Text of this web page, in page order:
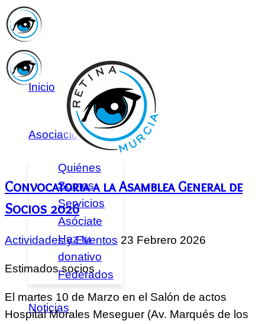
Inicio
Asociación
Quiénes
Somos
Servicios
Asóciate
Haz tu
donativo
Federados
Noticias
Convocatoria a la Asamblea General de
Socios 2026
Actividades y Eventos 23 Febrero 2026
Estimados socios
El martes 10 de Marzo en el Salón de actos
Hospital Morales Meseguer (Av. Marqués de los